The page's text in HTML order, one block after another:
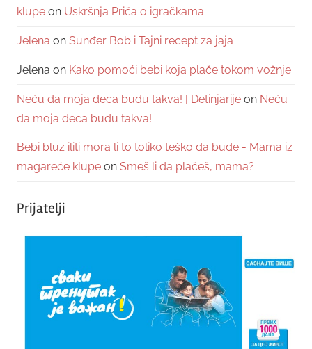
klupe on Uskršnja Priča o igračkama
Jelena on Sunđer Bob i Tajni recept za jaja
Jelena on Kako pomoći bebi koja plače tokom vožnje
Neću da moja deca budu takva! | Detinjarije on Neću
da moja deca budu takva!
Bebi bluz iliti mora li to toliko teško da bude - Mama iz
magareće klupe on Smeš li da plačeš, mama?
Prijatelji